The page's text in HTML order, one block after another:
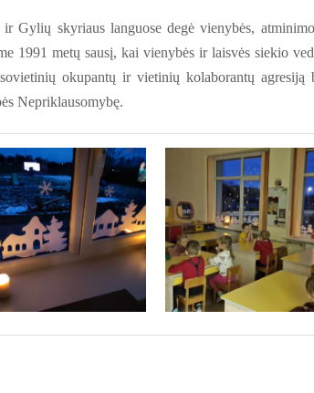
Gylių skyriaus languose degė vienybės,
1991 metų sausį, kai vienybės ir laisvės siekio
okupantų ir vietinių kolaborantų agresiją
Nepriklausomybę.